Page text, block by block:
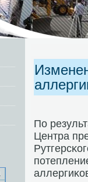
По
Центра